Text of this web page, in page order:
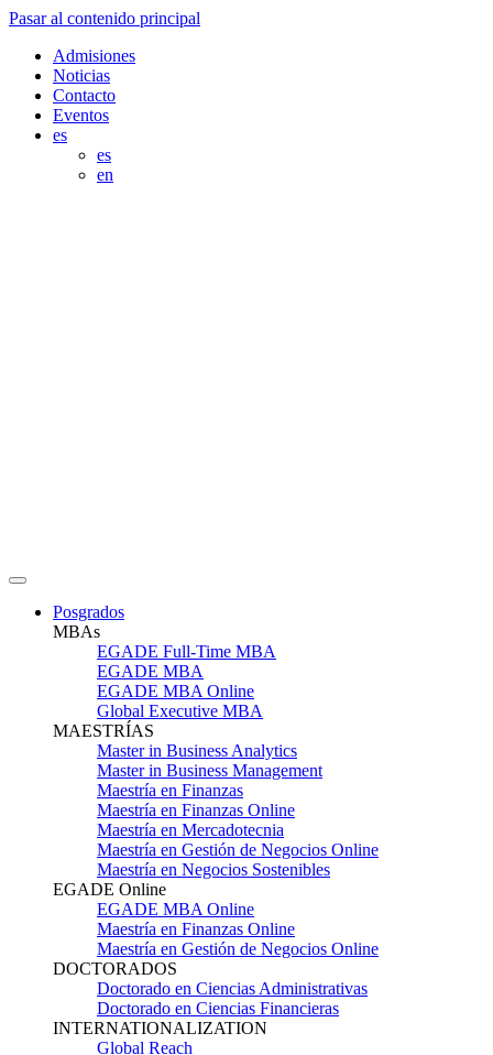
Pasar al contenido principal
Admisiones
Noticias
Contacto
Eventos
es
es
en
Posgrados
MBAs
EGADE Full-Time MBA
EGADE MBA
EGADE MBA Online
Global Executive MBA
MAESTRÍAS
Master in Business Analytics
Master in Business Management
Maestría en Finanzas
Maestría en Finanzas Online
Maestría en Mercadotecnia
Maestría en Gestión de Negocios Online
Maestría en Negocios Sostenibles
EGADE Online
EGADE MBA Online
Maestría en Finanzas Online
Maestría en Gestión de Negocios Online
DOCTORADOS
Doctorado en Ciencias Administrativas
Doctorado en Ciencias Financieras
INTERNATIONALIZATION
Global Reach